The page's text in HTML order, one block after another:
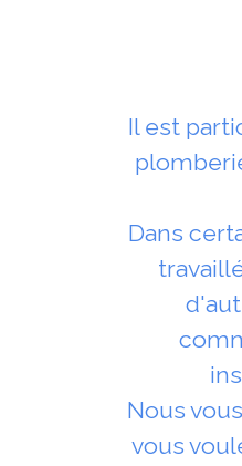
Il est
Dans
Nous
vous